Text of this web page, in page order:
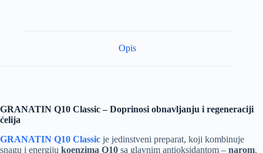
Opis
GRANATIN Q10 Classic – Doprinosi obnavljanju i regeneraciji
ćelija
GRANATIN Q10 Classic je jedinstveni preparat, koji kombinuje
snagu i energiju koenzima Q10 sa glavnim antioksidantom – narom.